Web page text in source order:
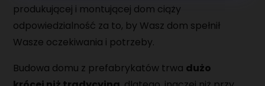
produkującej i montującej dom ciąży
odpowiedzialność za to, by Wasz dom spełnił
Wasze oczekiwania i potrzeby.
Budowa domu z prefabrykatów trwa dużo